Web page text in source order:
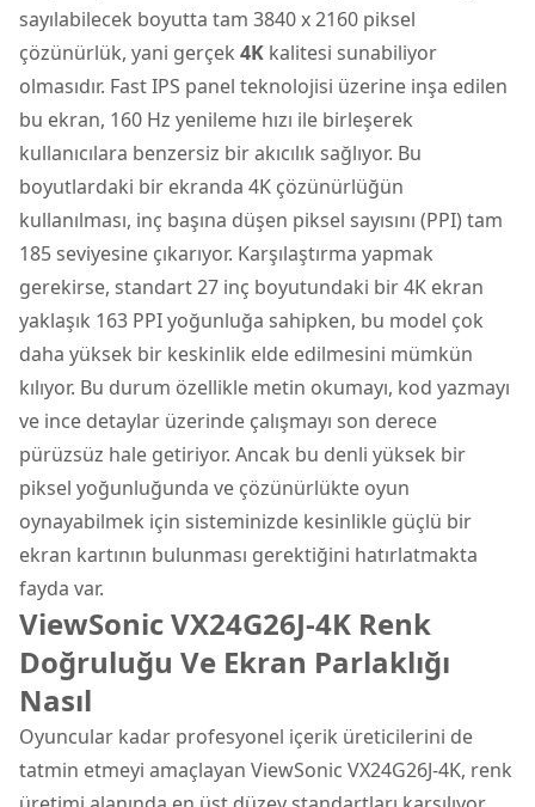
sayılabilecek boyutta tam 3840 x 2160 piksel
çözünürlük, yani gerçek 4K kalitesi sunabiliyor
olmasıdır. FastIPS panel teknolojisi üzerine inşa edilen
bu ekran, 160 Hz yenileme hızı ile birleşerek
kullanıcılara benzersiz bir akıcılık sağlıyor. Bu
boyutlardaki bir ekranda 4K çözünürlüğün
kullanılması, inç başına düşen piksel sayısını (PPI) tam
185 seviyesine çıkarıyor. Karşılaştırma yapmak
gerekirse, standart 27 inç boyutundaki bir 4K ekran
yaklaşık 163 PPI yoğunluğa sahipken, bu model çok
daha yüksek bir keskinlik elde edilmesini mümkün
kılıyor. Bu durum özellikle metin okumayı, kod yazmayı
ve ince detaylar üzerinde çalışmayı son derece
pürüzsüz hale getiriyor. Ancak bu denli yüksek bir
piksel yoğunluğunda ve çözünürlükte oyun
oynayabilmek için sisteminizde kesinlikle güçlü bir
ekran kartının bulunması gerektiğini hatırlatmakta
fayda var.
ViewSonic VX24G26J-4K Renk
Doğruluğu Ve Ekran Parlaklığı
Nasıl
Oyuncular kadar profesyonel içerik üreticilerini de
tatmin etmeyi amaçlayan ViewSonic VX24G26J-4K, renk